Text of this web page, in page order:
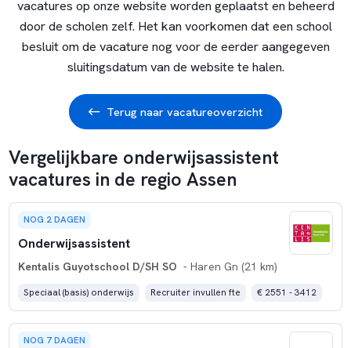
vacatures op onze website worden geplaatst en beheerd
door de scholen zelf. Het kan voorkomen dat een school
besluit om de vacature nog voor de eerder aangegeven
sluitingsdatum van de website te halen.
Terug naar vacatureoverzicht
Vergelijkbare onderwijsassistent
vacatures in de regio Assen
NOG 2 DAGEN
Onderwijsassistent
Kentalis Guyotschool D/SH SO - Haren Gn (21 km)
Speciaal (basis) onderwijs Recruiter invullen fte € 2551 - 3412
NOG 7 DAGEN